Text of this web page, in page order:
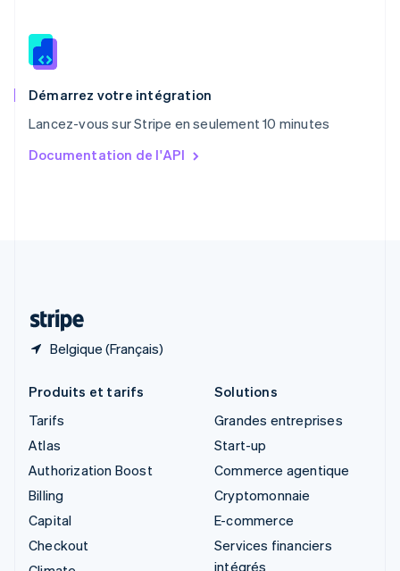
Démarrez votre intégration
Lancez-vous sur Stripe en seulement 10 minutes
Documentation de l'API
Belgique (Français)
Roumanie
Royaume-Uni
English
English简体中文
English
Produits et tarifs
Tarifs
Atlas
Authorization Boost
Billing
Capital
Checkout
Solutions
Grandes entreprises
Start-up
Commerce agentique
Cryptomonnaie
E-commerce
Services financiers
intégrés